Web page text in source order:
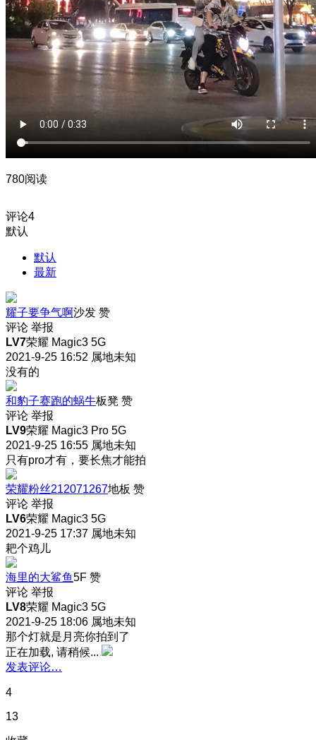
780阅读
评论4
默认
默认
最新
耀子要争气啊沙发 赞
评论 举报
LV7荣耀 Magic3 5G
2021-9-25 16:52 属地未知
没有的
和豹子赛跑的蜗牛板凳 赞
评论 举报
LV9荣耀 Magic3 Pro 5G
2021-9-25 16:55 属地未知
只有pro才有，要长焦才能拍
荣耀粉丝212071267地板 赞
评论 举报
LV6荣耀 Magic3 5G
2021-9-25 17:37 属地未知
耙个鸡儿
海里的大鲨鱼5F 赞
评论 举报
LV8荣耀 Magic3 5G
2021-9-25 18:06 属地未知
那个灯就是月亮你拍到了
正在加载, 请稍候...
发表评论…
4
13